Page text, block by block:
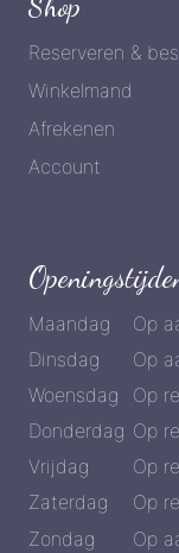
Reserveren &
Winkelmand
Afrekenen
Account
Maandag
Op
Dinsdag
Op
Woensdag
Op
Donderdag Op
Vrijdag
Op
Zaterdag
Op
Zondag
Op